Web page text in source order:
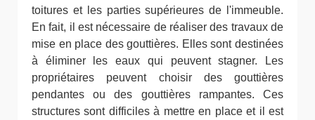
toitures et les parties supérieures de l'immeuble.
En fait, il est nécessaire de réaliser des travaux de
mise en place des gouttières. Elles sont destinées
à éliminer les eaux qui peuvent stagner. Les
propriétaires peuvent choisir des gouttières
pendantes ou des gouttières rampantes. Ces
structures sont difficiles à mettre en place et il est